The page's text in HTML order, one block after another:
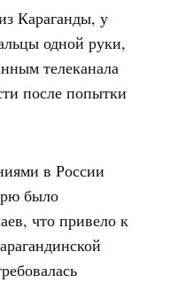
Караганды, у
одной руки,
телеканала
после попытки
в России
было
что привело к